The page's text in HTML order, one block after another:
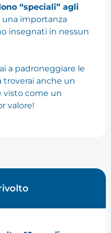
“speciali” agli
una importanza
insegnati in nessun
a padroneggiare le
troverai anche un
visto come un
valore!